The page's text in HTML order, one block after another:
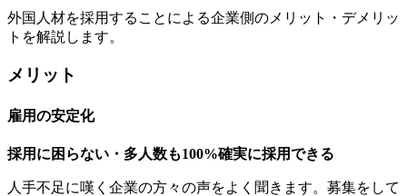
外国人材を採用することによる企業側のメリット・デメリッ
トを解説します。
メリット
雇用の安定化
採用に困らない・多人数も100%確実に採用できる
人手不足に嘆く企業の方々の声をよく聞きます。募集をして